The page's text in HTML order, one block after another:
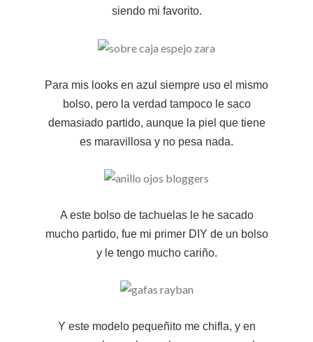
siendo mi favorito.
Para mis looks en azul siempre uso el mismo
bolso, pero la verdad tampoco le saco
demasiado partido, aunque la piel que tiene
es maravillosa y no pesa nada.
A este bolso de tachuelas le he sacado
mucho partido, fue mi primer DIY de un bolso
y le tengo mucho cariño.
Y este modelo pequeñito me chifla, y en